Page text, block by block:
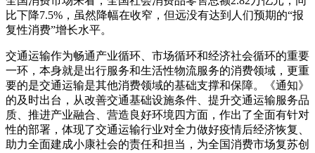
比下降7.5%，虽然降幅在收窄，但远没有达到人们预期的“报
复性消费”增长水平。
交通运输作为畅通产业循环、市场循环和经济社会循环的重要
一环，本身就是出行服务和生活性物流服务的消费领域，更重
要的是交通运输是其他消费领域的基础支撑和保障。《通知》
的及时出台，从改善交通基础设施条件、提升交通运输服务品
质、推进产业融合、营造良好环境四方面，作出了全面有针对
性的部署，体现了交通运输行业对全力做好疫情后经济恢复、
助力全面建成小康社会的责任和担当，为全国消费市场复苏创